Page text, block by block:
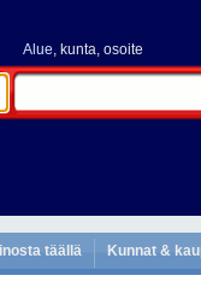
Alue, kunta, osoite
täällä Kunnat &